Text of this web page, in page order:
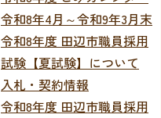
令和8年4月～令和9年3月末
令和8年度 田辺市職員採用
試験【夏試験】について
入札・契約情報
令和8年度 田辺市職員採用